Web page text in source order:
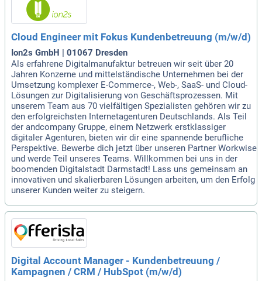
Cloud Engineer mit Fokus Kundenbetreuung (m/w/d)
Ion2s GmbH | 01067 Dresden
Als erfahrene Digitalmanufaktur betreuen wir seit über 20
Jahren Konzerne und mittelständische Unternehmen bei der
Umsetzung komplexer E-Commerce-, Web-, SaaS- und Cloud-
Lösungen zur Digitalisierung von Geschäftsprozessen. Mit
unserem Team aus 70 vielfältigen Spezialisten gehören wir zu
den erfolgreichsten Internetagenturen Deutschlands. Als Teil
der andcompany Gruppe, einem Netzwerk erstklassiger
digitaler Agenturen, bieten wir dir eine spannende berufliche
Perspektive. Bewerbe dich jetzt über unseren Partner Workwise
und werde Teil unseres Teams. Willkommen bei uns in der
boomenden Digitalstadt Darmstadt! Lass uns gemeinsam an
innovativen und skalierbaren Lösungen arbeiten, um den Erfolg
unserer Kunden weiter zu steigern.
Digital Account Manager - Kundenbetreuung /
Kampagnen / CRM / HubSpot (m/w/d)